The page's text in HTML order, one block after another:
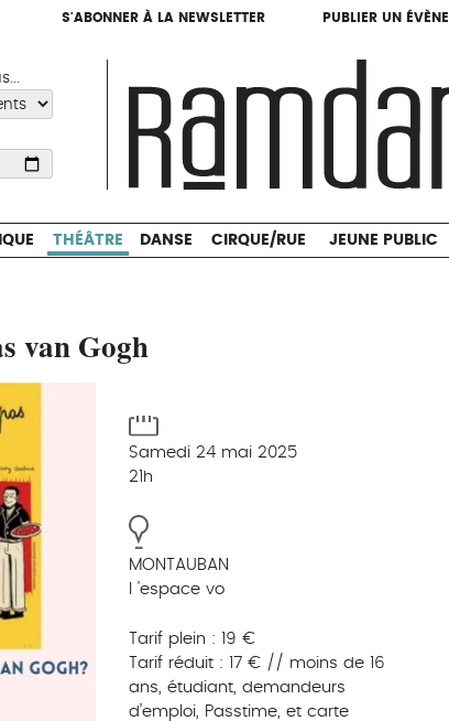
S'ABONNER À LA NEWSLETTER PUBLIER UN
S'ABONNER À LA NEWSLETTER PUBLIER UN
CIRQUE/RUE
THÉÂTRE DANSE CIRQUE/RUE JEUNE PUBLIC
van Gogh
Samedi 24 mai 2025
21h
MONTAUBAN
l 'espace vo
Tarif plein : 19 €
Tarif réduit : 17 € // moins de 16
ans, étudiant, demandeurs
d’emploi, Passtime, et carte